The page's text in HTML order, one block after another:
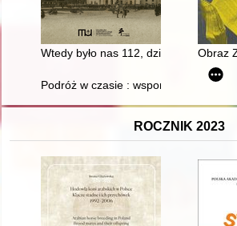
Wtedy było nas 112, dzisiaj jest 63 -
Obraz
Podróż w czasie : wspomnienie 20 lat
ROCZNIK 2023